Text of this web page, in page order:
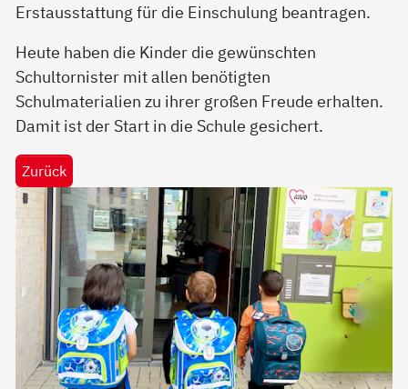
Erstausstattung für die Einschulung beantragen.
Heute haben die Kinder die gewünschten
Schultornister mit allen benötigten
Schulmaterialien zu ihrer großen Freude erhalten.
Damit ist der Start in die Schule gesichert.
Zurück